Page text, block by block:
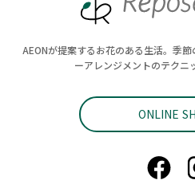
AEONが提案するお花のある生活。季
ーアレンジメントのテクニ
ONLINE